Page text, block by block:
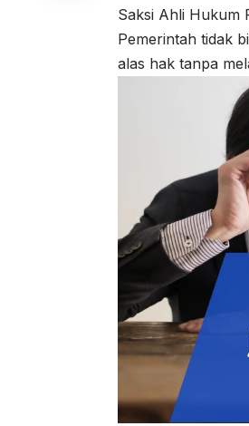
Saksi Ahli Hukum
Pemerintah tidak
alas hak tanpa